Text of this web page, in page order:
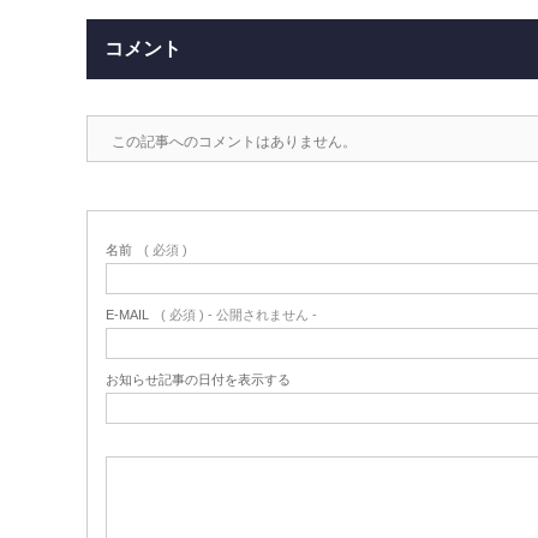
コメント
この記事へのコメントはありません。
名前 ( 必須 )
E-MAIL ( 必須 ) - 公開されません -
お知らせ記事の日付を表示する